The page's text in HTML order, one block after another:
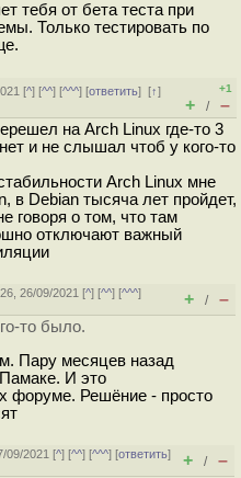
тебя от бета теста при
Только тестировать по
[^] [^^] [^^^] [ответить][↑]
+1
+ / –
на Arch Linux где-то 3
и не слышал чтоб у кого-то
Arch Linux мне
в Debian тысяча лет пройдет,
говоря о том, что там
отключают важный
26/09/2021 [^] [^^] [^^^]
+ / –
то было.
Пару месяцев назад
И это
форуме. Решёние - просто
09/2021 [^] [^^] [^^^] [ответить]
+ / –